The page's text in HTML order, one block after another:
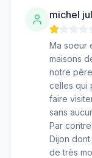
michel
Ma soeur
maisons
notre
celles qui
faire
sans
Par
Dijon
de très